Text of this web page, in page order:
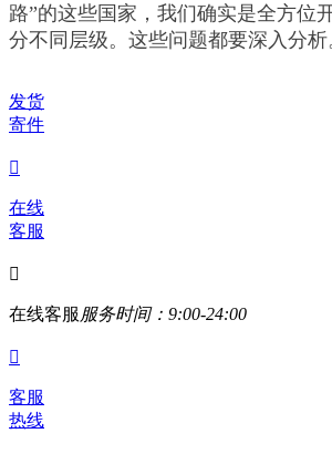
路”的这些国家，我们确实是全方位
分不同层级。这些问题都要深入分析
发货
寄件

在线
客服

在线客服 服务时间：9:00-24:00

客服
热线